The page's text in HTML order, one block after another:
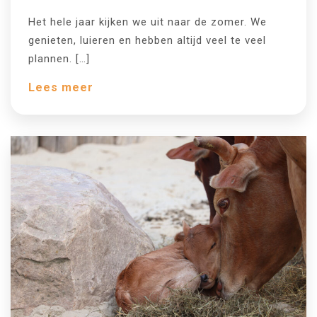
Het hele jaar kijken we uit naar de zomer. We
genieten, luieren en hebben altijd veel te veel
plannen. […]
Lees meer